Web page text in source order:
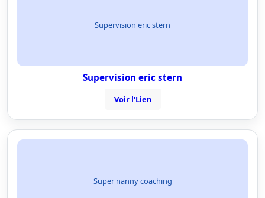
Supervision eric stern
Supervision eric stern
Voir l'Lien
Super nanny coaching